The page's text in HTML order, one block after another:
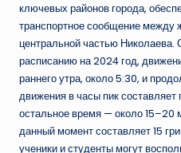
ключевых районов города,
транспортное сообщение
центральной частью Николаева.
расписанию на 2024 год,
раннего утра, около 5:30, и
движения в часы пик составляет
остальное время — около 15–20
данный момент составляет 15
ученики и студенты могут